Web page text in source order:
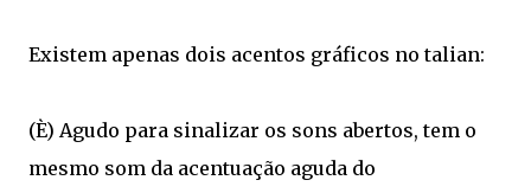
Existem apenas dois acentos gráficos no talian:
(È) Agudo para sinalizar os sons abertos, tem o
mesmo som da acentuação aguda do